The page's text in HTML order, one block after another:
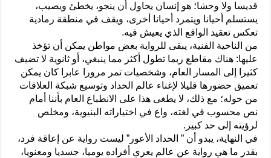
قديسا ولا وحشا؛ هو إنسان يحاول أن ينجو، يخطئ ويصيب،
يستسلم أحيانا ويتمرد أحيانا أخرى، ويقف في منطقة رمادية
تعكس تعقيد الواقع الذي يعيش فيه.
من الناحية الفنية، يبقى للرواية بعض مواطن يمكن أن تؤخذ
عليها: هناك مقاطع ربما تطول أكثر مما ينبغي، أو ثانوية لا تضيف
كثيرا إلى المسار العام، وشخصيات تمر مرورا عابرا كان يمكن
تعميق حضورها قليلا لإغناء عالم الحداد وتوسيع شبكة العلاقات
من حوله؛ مع ذلك، لا يطغى هذا على الانطباع العام بأننا أمام
نص محسوب في لغته، واع في اختياراته البنيوية، ومخلص
لرؤيته إلى حد كبير.
في النهاية، يبدو أن ” الحداد الأعور” ليست رواية عن إعاقة فرد،
بقدر ما هي رواية عن عالم يعري أفراده يوميا، جسديا ومعنويا،